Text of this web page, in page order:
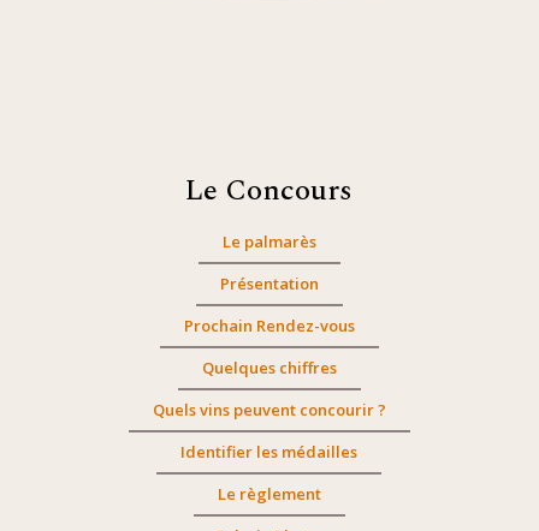
Le Concours
Le palmarès
Présentation
Prochain Rendez-vous
Quelques chiffres
Quels vins peuvent concourir ?
Identifier les médailles
Le règlement